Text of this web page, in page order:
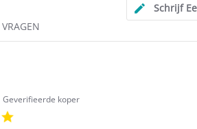
Schrijf
VRAGEN
Geverifieerde koper